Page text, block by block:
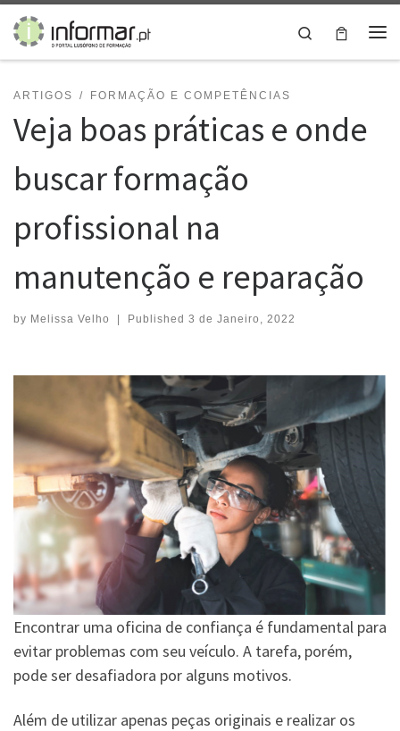
Skip to content
Search
ARTIGOS FORMAÇÃO E COMPETÊNCIAS
Veja boas práticas e onde
buscar formação
profissional na
manutenção e reparação
by Melissa Velho Published 3 de Janeiro, 2022
Encontrar uma oficina de confiança é fundamental para
evitar problemas com seu veículo. A tarefa, porém,
pode ser desafiadora por alguns motivos.
Além de utilizar apenas peças originais e realizar os